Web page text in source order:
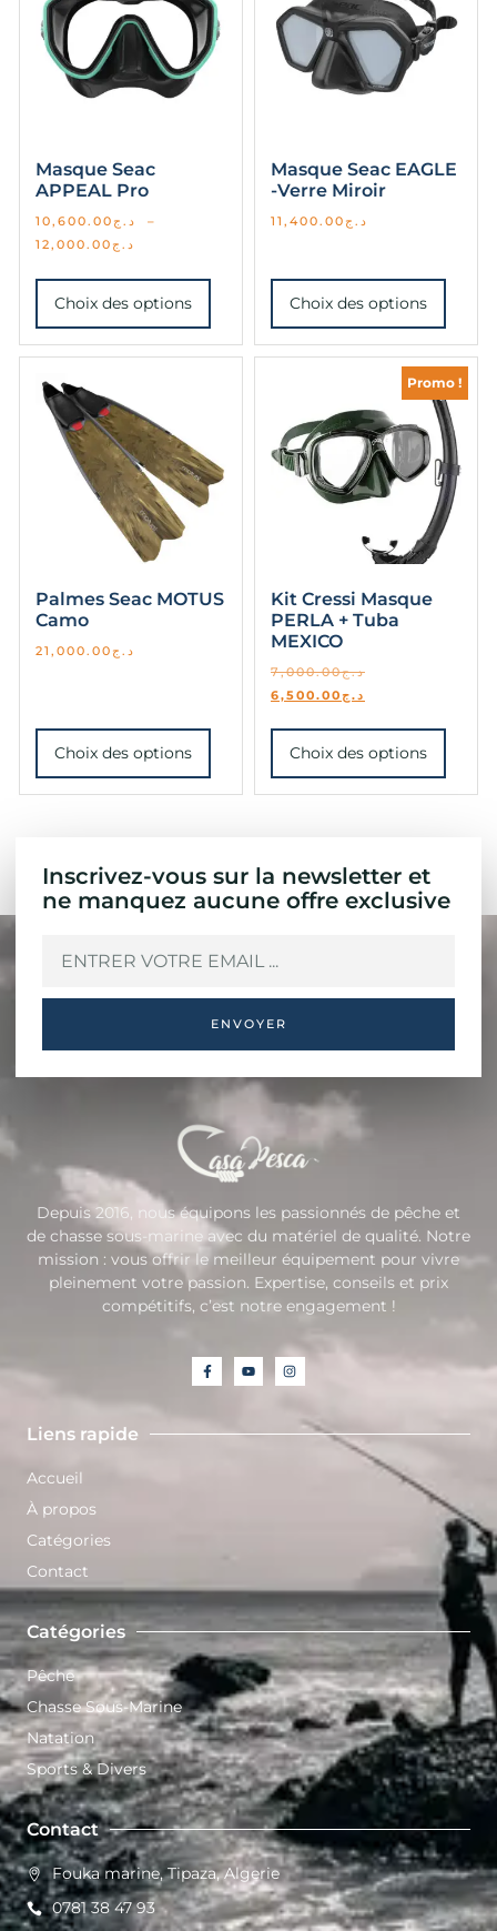
Masque Seac
APPEAL Pro
د.ج 10,600.00
–
د.ج 12,000.00
Choix des options
Masque Seac EAGLE
-Verre Miroir
د.ج 11,400.00
Choix des options
Palmes Seac MOTUS
Camo
د.ج 21,000.00
Choix des options
Promo !
Kit Cressi Masque
PERLA + Tuba
MEXICO
د.ج7,000.00
د.ج6,500.00
Choix des options
Inscrivez-vous sur la newsletter et
ne manquez aucune offre exclusive
ENVOYER
Depuis 2016, nous équipons les passionnés de pêche et
de chasse sous-marine avec du matériel de qualité. Notre
mission : vous offrir le meilleur équipement pour vivre
pleinement votre passion. Expertise, conseils et prix
compétitifs, c’est notre engagement !
Liens rapide
Accueil
À propos
Catégories
Contact
Catégories
Pêche
Chasse Sous-Marine
Natation
Sports & Divers
Contact
Fouka marine, Tipaza, Algerie
0781 38 47 93